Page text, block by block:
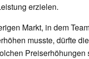
erzielen.
Markt, in dem
musste, dürfte
Preiserhöhungen